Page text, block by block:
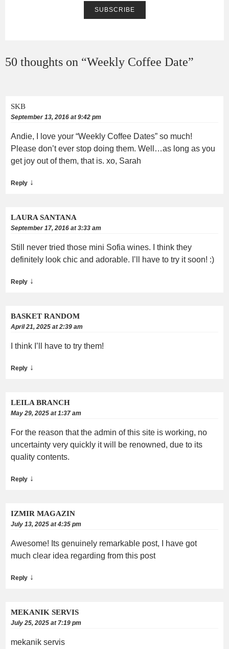
50 thoughts on “Weekly Coffee Date”
SKB
September 13, 2016 at 9:42 pm
Andie, I love your “Weekly Coffee Dates” so much!
Please don’t ever stop doing them. Well…as long as you
get joy out of them, that is. xo, Sarah
Reply ↓
LAURA SANTANA
September 17, 2016 at 3:33 am
Still never tried those mini Sofia wines. I think they
definitely look chic and adorable. I’ll have to try it soon! :)
Reply ↓
BASKET RANDOM
April 21, 2025 at 2:39 am
I think I’ll have to try them!
Reply ↓
LEILA BRANCH
May 29, 2025 at 1:37 am
For the reason that the admin of this site is working, no
uncertainty very quickly it will be renowned, due to its
quality contents.
Reply ↓
IZMIR MAGAZIN
July 13, 2025 at 4:35 pm
Awesome! Its genuinely remarkable post, I have got
much clear idea regarding from this post
Reply ↓
MEKANIK SERVIS
July 25, 2025 at 7:19 pm
mekanik servis